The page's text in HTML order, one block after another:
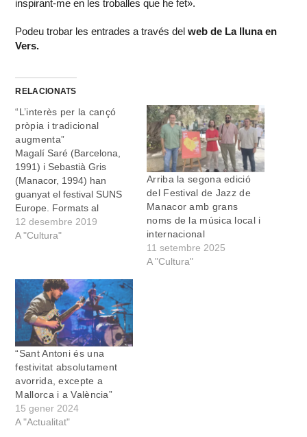
inspirant-me en les troballes que he fet».
Podeu trobar les entrades a través delweb de La lluna en
Vers.
RELACIONATS
“L’interès per la cançó
pròpia i tradicional
augmenta”
Magalí Saré (Barcelona,
1991) i Sebastià Gris
(Manacor, 1994) han
guanyat el festival SUNS
Europe. Formats al
Conservatori Superior del
Liceu, a Barcelona,
de cambra i música
tradicional de Mallorca. El
presenten dia 18 de
gener…
12 desembre 2019
A "Cultura"
Arriba la segona edició
del Festival de Jazz de
Manacor amb grans
noms de la música local i
internacional
11 setembre 2025
A "Cultura"
“Sant Antoni és una
festivitat absolutament
avorrida, excepte a
Mallorca i a València”
15 gener 2024
A "Actualitat"